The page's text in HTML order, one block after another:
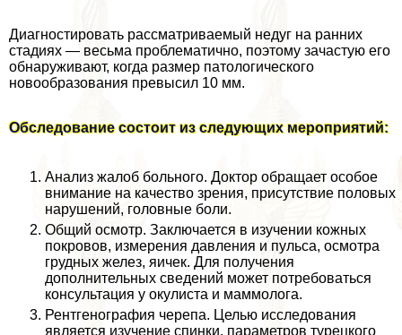
Диагностировать рассматриваемый недуг на ранних
стадиях — весьма проблематично, поэтому зачастую его
обнаруживают, когда размер патологического
новообразования превысил 10 мм.
Обследование состоит из следующих мероприятий:
Анализ жалоб больного. Доктор обращает особое
внимание на качество зрения, присутствие пoлoвых
нарушений, головные боли.
Общий осмотр. Заключается в изучении кожных
покровов, измерения давления и пульса, осмотра
грудных желез, яичек. Для получения
дополнительных сведений может потребоваться
консультация у окулиста и маммолога.
Рентгенография черепа. Целью исследования
является изучение спинки, параметров турецкого